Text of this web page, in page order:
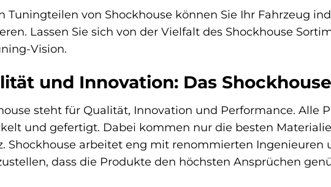
Tuningteilen von Shockhouse können Sie Ihr Fahrzeug
Lassen Sie sich von der Vielfalt des Shockhouse
Vision.
und Innovation: Das
steht für Qualität, Innovation und Performance. Alle
und gefertigt. Dabei kommen nur die besten
Shockhouse arbeitet eng mit renommierten Ingenieuren
dass die Produkte den höchsten Ansprüchen